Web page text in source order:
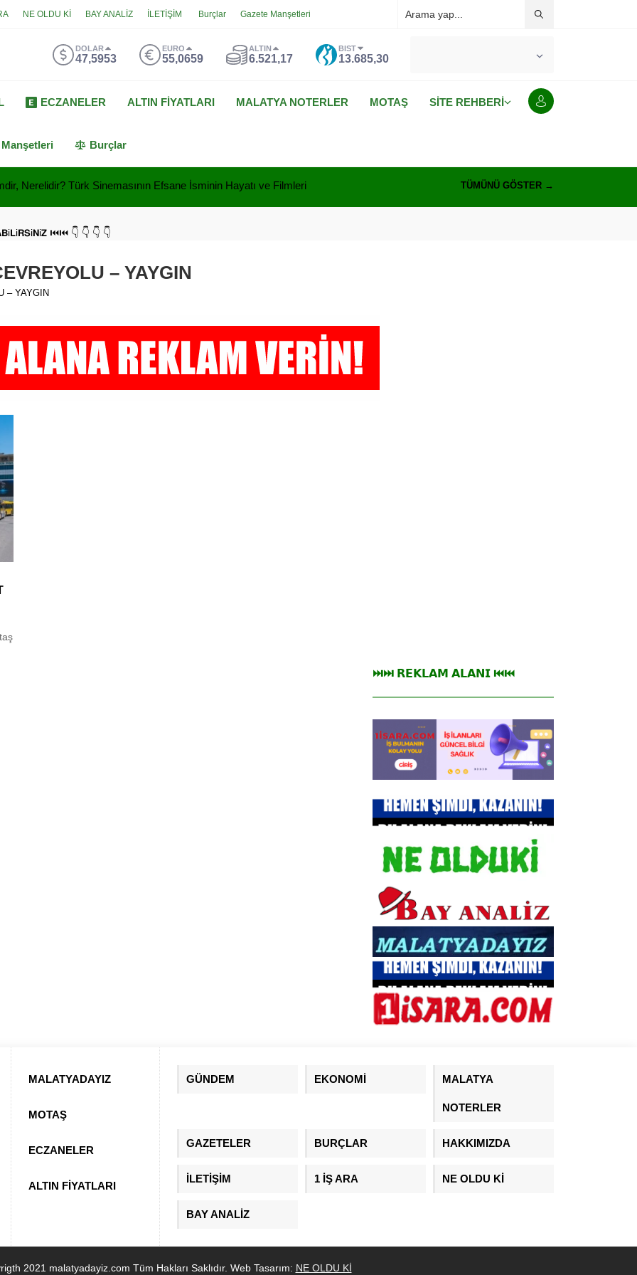
NE OLDU Kİ BAY ANALİZ İLETİŞİM Burçlar Gazete Manşetleri
DOLAR
47,5953
EURO
55,0659
ALTIN
6.521,17
BIST
13.685,30
ECZANELER ALTIN FİYATLARI MALATYA NOTERLER MOTAŞ SİTE REHBERİ
Burçlar
Nerelidir? Türk Sinemasının Efsane İsminin Hayatı ve Filmleri TÜMÜNÜ GÖSTER →
⏮⏮ 👇 👇 👇 👇
– YAYGIN
– YAYGIN
⏭⏭ 𝗥𝗘𝗞𝗟𝗔𝗠 𝗔𝗟𝗔𝗡𝗜 ⏮⏮
MALATYADAYIZ
MOTAŞ
ECZANELER
ALTIN FİYATLARI
GÜNDEM EKONOMİ MALATYA
NOTERLER
GAZETELER BURÇLAR HAKKIMIZDA
İLETİŞİM 1 İŞ ARA NE OLDU Kİ
BAY ANALİZ
2021 malatyadayiz.com Tüm Hakları Saklıdır. Web Tasarım: NE OLDU Kİ